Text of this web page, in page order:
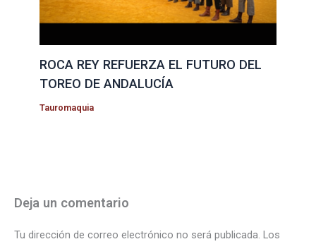
ROCA REY REFUERZA EL FUTURO DEL
TOREO DE ANDALUCÍA
Tauromaquia
Deja un comentario
Tu dirección de correo electrónico no será publicada. Los